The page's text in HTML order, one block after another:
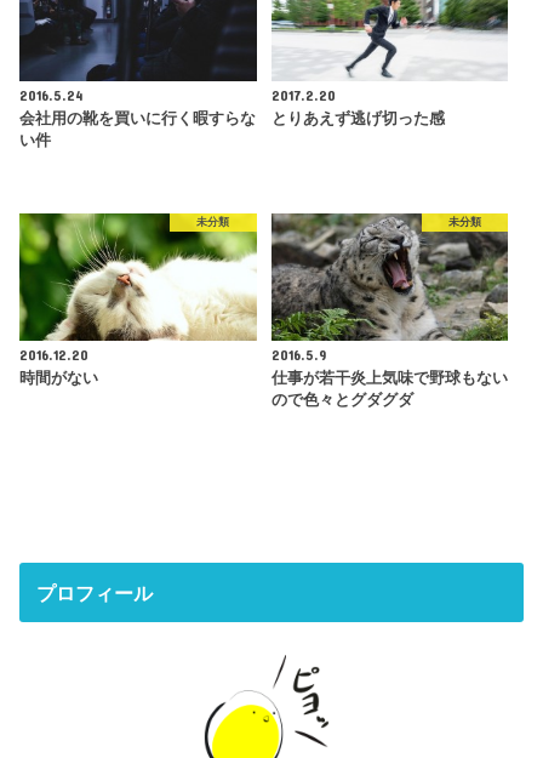
2016.5.24
会社用の靴を買いに行く暇すらな
い件
2017.2.20
とりあえず逃げ切った感
未分類
2016.12.20
時間がない
未分類
2016.5.9
仕事が若干炎上気味で野球もない
ので色々とグダグダ
プロフィール